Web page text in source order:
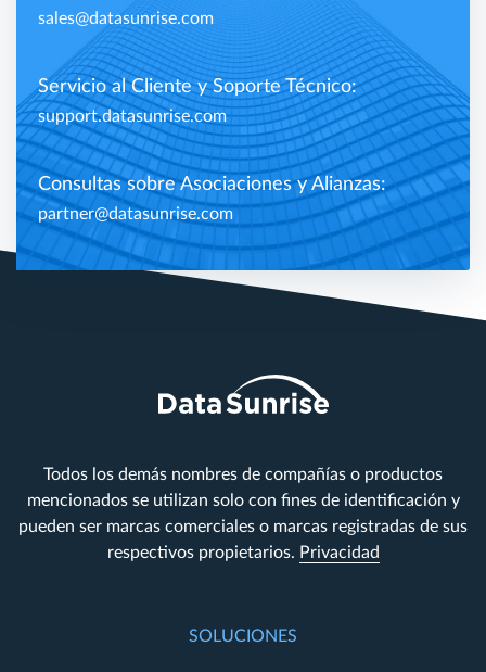
sales@datasunrise.com
Servicio al Cliente y Soporte Técnico:
support.datasunrise.com
Consultas sobre Asociaciones y Alianzas:
partner@datasunrise.com
Todos los demás nombres de compañías o productos
mencionados se utilizan solo con fines de identificación y
pueden ser marcas comerciales o marcas registradas de sus
respectivos propietarios. Privacidad
SOLUCIONES